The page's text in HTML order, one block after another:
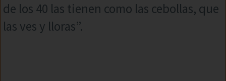
de los 40 las tienen como las cebollas, que
las ves y lloras”.